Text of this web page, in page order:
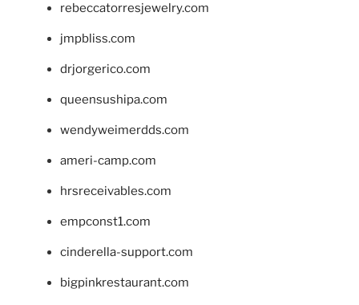
rebeccatorresjewelry.com
jmpbliss.com
drjorgerico.com
queensushipa.com
wendyweimerdds.com
ameri-camp.com
hrsreceivables.com
empconst1.com
cinderella-support.com
bigpinkrestaurant.com